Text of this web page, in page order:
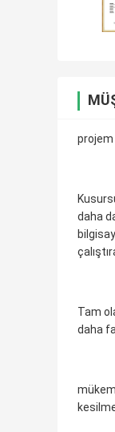
projem
daha
Tam
daha